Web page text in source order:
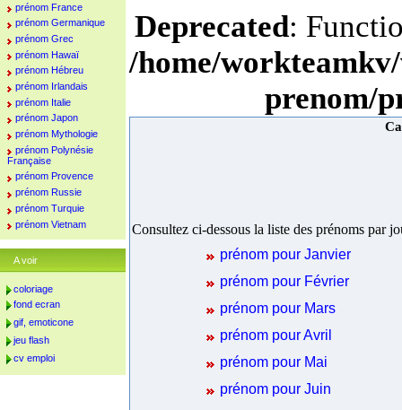
Deprecated:
/home/
prenom/
Consultez ci-dessous la liste des prénoms par
prénom pour Janvier
prénom pour Février
prénom pour Mars
prénom pour Avril
prénom pour Mai
prénom pour Juin
prénom France
prénom Germanique
prénom Grec
prénom Hawaï
prénom Hébreu
prénom Irlandais
prénom Italie
prénom Japon
prénom Mythologie
prénom Polynésie
Française
prénom Provence
prénom Russie
prénom Turquie
prénom Vietnam
A voir
coloriage
fond ecran
gif, emoticone
jeu flash
cv emploi